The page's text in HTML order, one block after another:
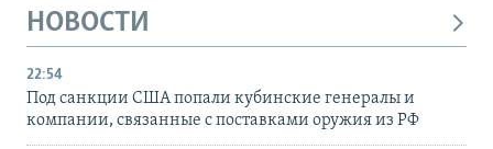
НОВОСТИ
22:54
Под санкции США попали кубинские генералы и
компании, связанные с поставками оружия из РФ